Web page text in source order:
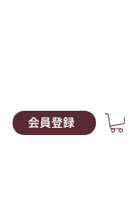
会員登録